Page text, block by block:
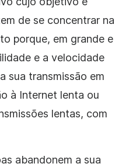
de se concentrar na
porque, em grande e
e a velocidade
sua transmissão em
à Internet lenta ou
lentas, com
abandonem a sua